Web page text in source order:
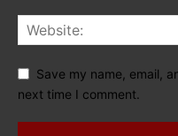
Save my name, email,
next time I comment.